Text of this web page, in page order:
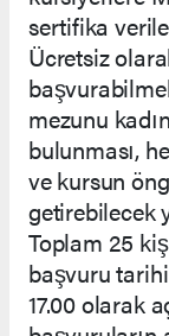
sertifika
Ücretsiz
mezunu
bulunması,
ve kursun
getirebilecek
Toplam 25
başvuru
17.00 olarak